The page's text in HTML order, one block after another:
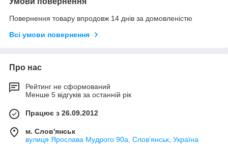
Повернення товару впродовж 14 днів за домовленістю
Всі умови повернення
Про нас
Рейтинг не сформований
Менше 5 відгуків за останній рік
Працює з 26.09.2012
м. Слов'янськ
вулиця Ярослава Мудрого 90а, Слов'янськ, Україна